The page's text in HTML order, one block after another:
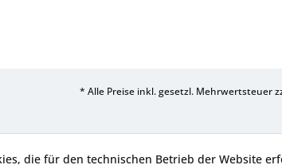
* Alle Preise inkl. gesetzl. Mehrwertsteuer
die für den technischen Betrieb der Website